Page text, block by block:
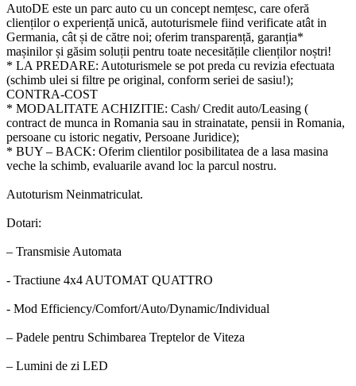
AutoDE este un parc auto cu un concept nemțesc, care oferă
clienților o experiență unică, autoturismele fiind verificate atât in
Germania, cât și de către noi; oferim transparență, garanția*
mașinilor și găsim soluții pentru toate necesitățile clienților noștri!
* LA PREDARE: Autoturismele se pot preda cu revizia efectuata
(schimb ulei si filtre pe original, conform seriei de sasiu!);
CONTRA-COST
* MODALITATE ACHIZITIE: Cash/ Credit auto/Leasing (
contract de munca in Romania sau in strainatate, pensii in Romania,
persoane cu istoric negativ, Persoane Juridice);
* BUY – BACK: Oferim clientilor posibilitatea de a lasa masina
veche la schimb, evaluarile avand loc la parcul nostru.
Autoturism Neinmatriculat.
Dotari:
– Transmisie Automata
- Tractiune 4x4 AUTOMAT QUATTRO
- Mod Efficiency/Comfort/Auto/Dynamic/Individual
– Padele pentru Schimbarea Treptelor de Viteza
– Lumini de zi LED